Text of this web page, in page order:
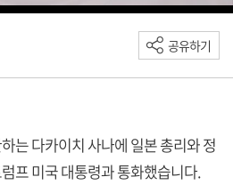
공유하기
는 다카이치 사나에 일본 총리와 정
프 미국 대통령과 통화했습니다.